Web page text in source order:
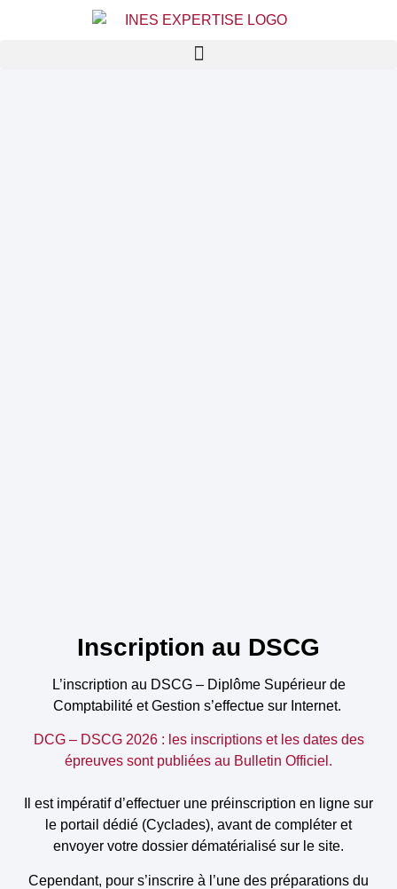
Inscription au DSCG
L’inscription au DSCG – Diplôme Supérieur de
Comptabilité et Gestion s’effectue sur Internet.
DCG – DSCG 2026 : les inscriptions et les dates des
épreuves sont publiées au Bulletin Officiel.
Il est impératif d’effectuer une préinscription en ligne sur
le portail dédié (Cyclades), avant de compléter et
envoyer votre dossier dématérialisé sur le site.
Cependant, pour s’inscrire à l’une des préparations du